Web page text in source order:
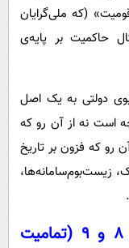
(که ملی‌گرایان
حاکمیت بر پایه‌ی
دولتی به یک اصل
است نه از آن رو که
رو که فزون بر تاریخ
زیست‌بوم‌سامانه‌ها،
بخش ششم. پاسخ به گزاره‌های ۸ و ۹ (تمامیت